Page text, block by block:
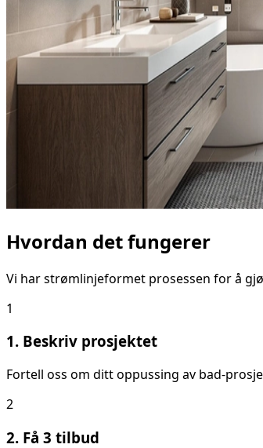
Hvordan det fungerer
Vi har strømlinjeformet prosessen for å
1
1. Beskriv prosjektet
Fortell oss om dittoppussing av bad-
2
2. Få 3 tilbud